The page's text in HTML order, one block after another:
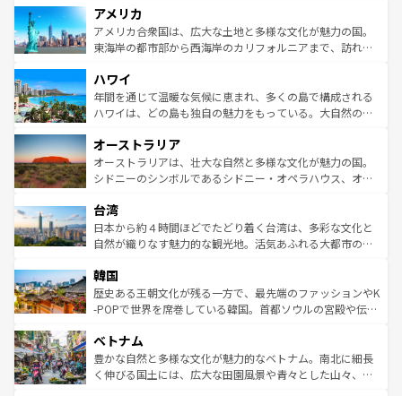
ンツ一覧を参照してほしい。
の建物がそのまま残る町や、スイスならではのユニークな
博物館もあり、アルプス観光だけでなく町歩きも満喫する
ことができる。国民の所得が高いため物価も高いが、旅行
ば市内交通費無料で観光を楽しむこともできる。 なお、新
着のスイス情報はコンテンツ一覧 を参照してほしい。
アメリカ
アメリカ合衆国は、広大な土地と多様な文化が魅力の国。
東海岸の都市部から西海岸のカリフォルニアまで、訪れる
のような巨大都市は、観光、ショッピング、エンターテイ
ンメントが詰まった刺激的なスポットだ。一方、アメリカ
西部には大自然が広がり、グランドキャニオンやイエロー
部のニューオーリンズでは、音楽と美食が融合した独特の
文化が魅力。旅行者はアメリカの各地域で異なる魅力を楽
しみながら、その多様性と豊かな歴史を感じることができ
ならではの贅沢な旅のスタイルだ。 なお、新着のアメリカ
情報はコンテンツ一覧を参照してほしい。
ハワイ
年間を通じて温暖な気候に恵まれ、多くの島で構成される
ハワイは、どの島も独自の魅力をもっている。大自然の神
ワイ島は見逃せない。また、定番の観光地といえばオアフ
島だが、静かな自然を求めるならマウイ島やカウアイ島が
おすすめ。エメラルドグリーンに輝く海をはじめ、豊かな
れるおもてなしの心で訪れる人々を迎えてくれるハワイの
人々、おいしいローカルフードやハワイアンミュージッ
ク、伝統的なフラダンスなど、すべてがハワイの魅力を彩
ワイを、存分に味わってほしい。 なお、新着のハワイ情報
はコンテンツ一覧を参照してほしい。
オーストラリア
オーストラリアは、壮大な自然と多様な文化が魅力の国。
シドニーのシンボルであるシドニー・オペラハウス、オー
リアリーフや大陸中央部にそびえるウルル（エアーズロッ
ク）、タスマニアの美しい原生林やケアンズの熱帯雨林な
ど、見どころがたくさん。また、カフェやワイン、オージ
いる。アクティビティも充実しており、サーフィンやダイ
ビング、ハイキングなど、アウトドア好きにはたまらな
い。オーストラリアの多彩な魅力を存分に味わいつくそ
参照してほしい。
台湾
日本から約４時間ほどでたどり着く台湾は、多彩な文化と
自然が織りなす魅力的な観光地。活気あふれる大都市の台
ン）、静ひつな山岳地帯である台湾東部など、都市の喧騒
と山間の静けさが共存しており、訪れる人に新しい発見と
驚きをもたらしてくれる。また、奥深い台湾の食文化も魅
容にもいいと評判のスイーツなど、バラエティ豊かな料理
が味わえる。 なお、新着の台湾情報は コンテンツ一覧を参
照してほしい。
韓国
歴史ある王朝文化が残る一方で、最先端のファッションやK
-POPで世界を席巻している韓国。首都ソウルの宮殿や伝統
き、地方に足を延ばせば四季折々の自然美を楽しむことが
できる。そして、キムチや焼肉、絶品のストリートフード
まで、さまざまな韓国料理が待っている。夜には、韓国な
ベトナム
豊かな自然と多様な文化が魅力的なベトナム。南北に細長
く伸びる国土には、広大な田園風景や青々とした山々、世